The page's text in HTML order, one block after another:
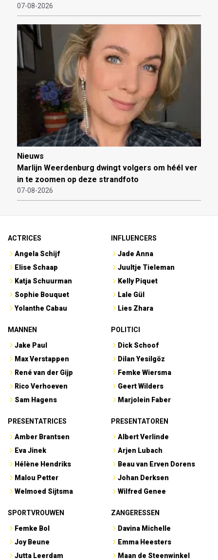
07-08-2026
Nieuws
Marlijn Weerdenburg dwingt volgers om héél ver
in te zoomen op deze strandfoto
07-08-2026
ACTRICES
Angela Schijf
Elise Schaap
Katja Schuurman
Sophie Bouquet
Yolanthe Cabau
INFLUENCERS
Jade Anna
Juultje Tieleman
Kelly Piquet
Lale Gül
Lies Zhara
MANNEN
Jake Paul
Max Verstappen
René van der Gijp
Rico Verhoeven
Sam Hagens
POLITICI
Dick Schoof
Dilan Yesilgöz
Femke Wiersma
Geert Wilders
Marjolein Faber
PRESENTATRICES
Amber Brantsen
Eva Jinek
Hélène Hendriks
Malou Petter
Welmoed Sijtsma
PRESENTATOREN
Albert Verlinde
Arjen Lubach
Beau van Erven Dorens
Johan Derksen
Wilfred Genee
SPORTVROUWEN
Femke Bol
Joy Beune
Jutta Leerdam
ZANGERESSEN
Davina Michelle
Emma Heesters
Maan de Steenwinkel